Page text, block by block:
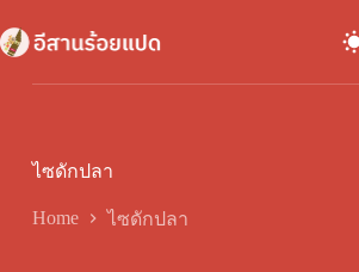
to
content
ไซดักปลา
Home ไซดักปลา